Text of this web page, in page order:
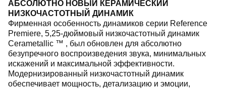
АБСОЛЮТНО НОВЫЙ КЕРАМИЧЕСКИЙ
НИЗКОЧАСТОТНЫЙ ДИНАМИК
Фирменная особенность динамиков серии Reference
Premiere, 5,25-дюймовый низкочастотный динамик
Cerametallic ™ , был обновлен для абсолютно
безупречного воспроизведения звука, минимальных
искажений и максимальной эффективности.
Модернизированный низкочастотный динамик
обеспечивает мощность, детализацию и эмоции,